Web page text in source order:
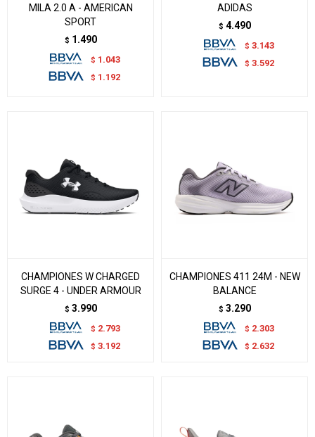
MILA 2.0 A - AMERICAN
SPORT
$ 1.490
$ 1.043
$ 1.192
ADIDAS
$ 4.490
$ 3.143
$ 3.592
CHAMPIONES W CHARGED
SURGE 4 - UNDER ARMOUR
$ 3.990
$ 2.793
$ 3.192
CHAMPIONES 411 24M - NEW
BALANCE
$ 3.290
$ 2.303
$ 2.632